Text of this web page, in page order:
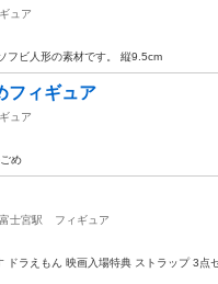
ュア
フビ人形の素材です。 縦9.5cm
ィギュア
ュア
め
士宮駅
フィギュア
ドラえもん 映画入場特典 ストラップ 3点